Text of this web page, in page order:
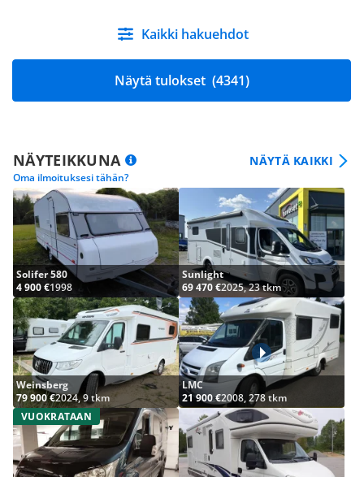
Kaikki hakuehdot
Näytä tulokset (4341)
NÄYTEIKKUNA
Oma ilmoituksesi tähän?
NÄYTÄ KAIKKI
Solifer 580
4 900 €1998
Sunlight
69 470 €2025, 23 tkm
Weinsberg
79 900 €2024, 9 tkm
LMC
21 900 €2008, 278 tkm
VUOKRATAAN